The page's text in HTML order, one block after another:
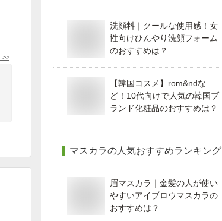
>>
洗顔料｜クールな使用感！女
性向けひんやり洗顔フォーム
のおすすめは？
【韓国コスメ】rom&ndな
ど！10代向けで人気の韓国ブ
ランド化粧品のおすすめは？
マスカラの人気おすすめランキング
眉マスカラ｜金髪の人が使い
やすいアイブロウマスカラの
おすすめは？